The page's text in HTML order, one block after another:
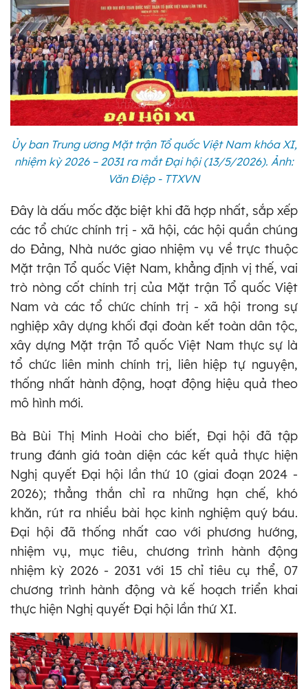
Ủy ban Trung ương Mặt trận Tổ quốc Việt Nam khóa XI,
nhiệm kỳ 2026 – 2031 ra mắt Đại hội (13/5/2026). Ảnh:
Văn Điệp - TTXVN
Đây là dấu mốc đặc biệt khi đã hợp nhất, sắp xếp
các tổ chức chính trị - xã hội, các hội quần chúng
do Đảng, Nhà nước giao nhiệm vụ về trực thuộc
Mặt trận Tổ quốc Việt Nam, khẳng định vị thế, vai
trò nòng cốt chính trị của Mặt trận Tổ quốc Việt
Nam và các tổ chức chính trị - xã hội trong sự
nghiệp xây dựng khối đại đoàn kết toàn dân tộc,
xây dựng Mặt trận Tổ quốc Việt Nam thực sự là
tổ chức liên minh chính trị, liên hiệp tự nguyện,
thống nhất hành động, hoạt động hiệu quả theo
mô hình mới.
Bà Bùi Thị Minh Hoài cho biết, Đại hội đã tập
trung đánh giá toàn diện các kết quả thực hiện
Nghị quyết Đại hội lần thứ 10 (giai đoạn 2024 -
2026); thẳng thắn chỉ ra những hạn chế, khó
khăn, rút ra nhiều bài học kinh nghiệm quý báu.
Đại hội đã thống nhất cao với phương hướng,
nhiệm vụ, mục tiêu, chương trình hành động
nhiệm kỳ 2026 - 2031 với 15 chỉ tiêu cụ thể, 07
chương trình hành động và kế hoạch triển khai
thực hiện Nghị quyết Đại hội lần thứ XI.